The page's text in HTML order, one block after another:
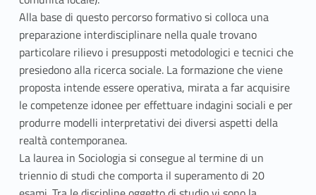
Alla base di questo percorso formativo si colloca una
preparazione interdisciplinare nella quale trovano
particolare rilievo i presupposti metodologici e tecnici che
presiedono alla ricerca sociale. La formazione che viene
proposta intende essere operativa, mirata a far acquisire
le competenze idonee per effettuare indagini sociali e per
produrre modelli interpretativi dei diversi aspetti della
realtà contemporanea.
La laurea in Sociologia si consegue al termine di un
triennio di studi che comporta il superamento di 20